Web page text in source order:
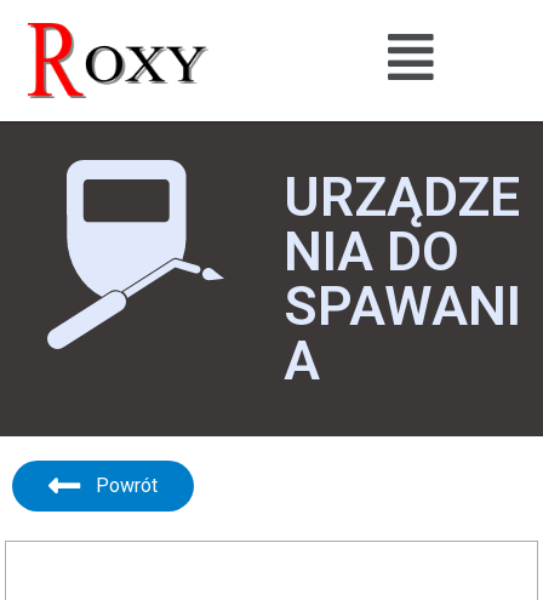
URZĄDZE
NIA DO
SPAWANI
A
Powrót